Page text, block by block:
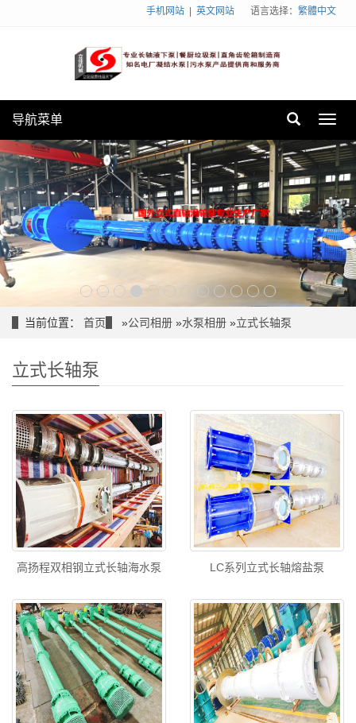
语言选择： 繁體中文
手机网站 英文网站
导航菜单
当前位置： 首页 »公司相册 »水泵相册 »立式长轴泵
立式长轴泵
高扬程双相钢立式长轴海水泵 LC系列立式长轴熔盐泵